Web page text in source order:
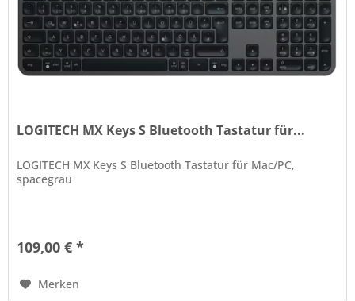
LOGITECH MX Keys S Bluetooth Tastatur für...
LOGITECH MX Keys S Bluetooth Tastatur für Mac/PC,
spacegrau
109,00 € *
Merken